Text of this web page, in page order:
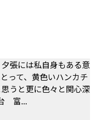
張には私自身もある意
って、黄色いハンカチ
うと更に色々と関心深
富...